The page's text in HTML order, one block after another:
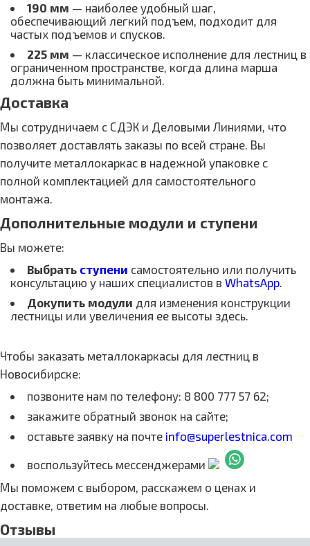
190 мм — наиболее удобный шаг,
обеспечивающий легкий подъем, подходит для
частых подъемов и спусков.
225 мм — классическое исполнение для лестниц в
ограниченном пространстве, когда длина марша
должна быть минимальной.
Доставка
Мы сотрудничаем с СДЭК и Деловыми Линиями, что
позволяет доставлять заказы по всей стране. Вы
получите металлокаркас в надежной упаковке с
полной комплектацией для самостоятельного
монтажа.
Дополнительные модули и ступени
Вы можете:
Выбрать ступени самостоятельно или получить
консультацию у наших специалистов в WhatsApp.
Докупить модули для изменения конструкции
лестницы или увеличения ее высоты здесь.
Чтобы заказать металлокаркасы для лестниц в
Новосибирске:
позвоните нам по телефону: 8 800 777 57 62;
закажите обратный звонок на сайте;
оставьте заявку на почте info@superlestnica.com
воспользуйтесь мессенджерами
Мы поможем с выбором, расскажем о ценах и
доставке, ответим на любые вопросы.
Отзывы